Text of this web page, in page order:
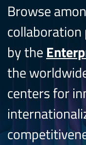
Browse
by the
the
centers for